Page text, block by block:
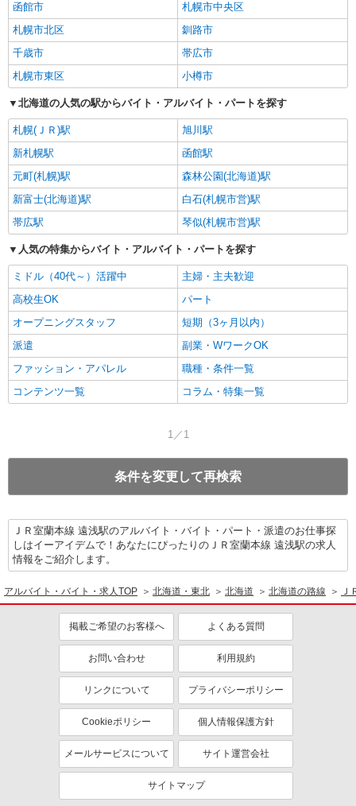
函館市
札幌市中央区
札幌市北区
釧路市
千歳市
帯広市
札幌市東区
小樽市
北海道の人気の駅からバイト・アルバイト・パートを探す
札幌(ＪＲ)駅
旭川駅
新札幌駅
函館駅
元町(札幌)駅
森林公園(北海道)駅
新富士(北海道)駅
白石(札幌市営)駅
帯広駅
琴似(札幌市営)駅
人気の特集からバイト・アルバイト・パートを探す
ミドル（40代～）活躍中
主婦・主夫歓迎
高校生OK
パート
オープニングスタッフ
短期（3ヶ月以内）
派遣
副業・WワークOK
ファッション・アパレル
職種・条件一覧
コンテンツ一覧
コラム・特集一覧
1／1
条件を変更して再検索
ＪＲ室蘭本線 遠浅駅のアルバイト・バイト・パート・派遣のお仕事探
しはイーアイデムで！あなたにぴったりのＪＲ室蘭本線 遠浅駅の求人
情報をご紹介します。
アルバイト・バイト・求人TOP 北海道・東北 北海道 北海道の路線 Ｊ
掲載ご希望のお客様へ よくある質問
お問い合わせ 利用規約
リンクについて プライバシーポリシー
Cookieポリシー 個人情報保護方針
メールサービスについて サイト運営会社
サイトマップ